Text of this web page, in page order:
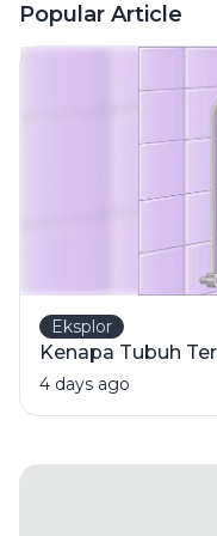
Popular Article
Eksplor
Kenapa Tubuh
4 days ago